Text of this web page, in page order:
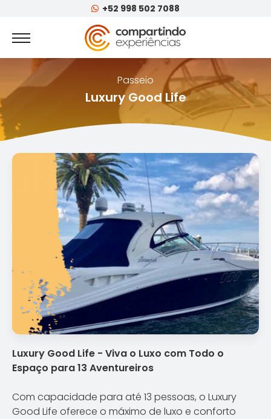
+52 998 502 7088
Passeio
Luxury Good Life
Luxury Good Life - Viva o Luxo com Todo o
Espaço para 13 Aventureiros
Com capacidade para até 13 pessoas, o Luxury
Good Life oferece o máximo de luxo e conforto